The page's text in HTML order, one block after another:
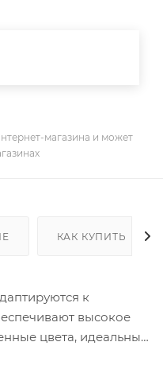
магазина и может
КАК КУПИТЬ
к
высокое
цвета, идеальны